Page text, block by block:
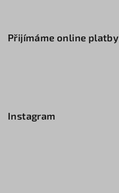
Přijímáme online platby
Instagram